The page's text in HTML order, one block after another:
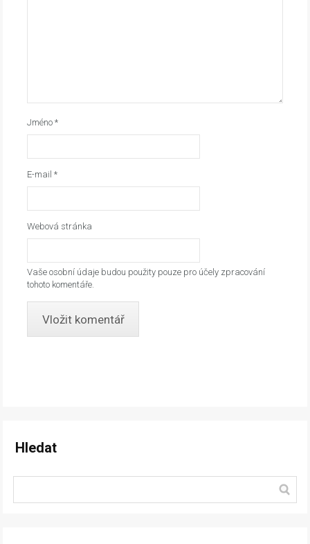
Jméno*
E-mail*
Webová stránka
Vaše osobní údaje budou použity pouze pro účely zpracování
tohoto komentáře.
Hledat